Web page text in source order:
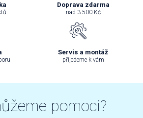
Doprava zdarma
nad 3 500 Kč
Servis a montáž
přijedeme k vám
pomoci?